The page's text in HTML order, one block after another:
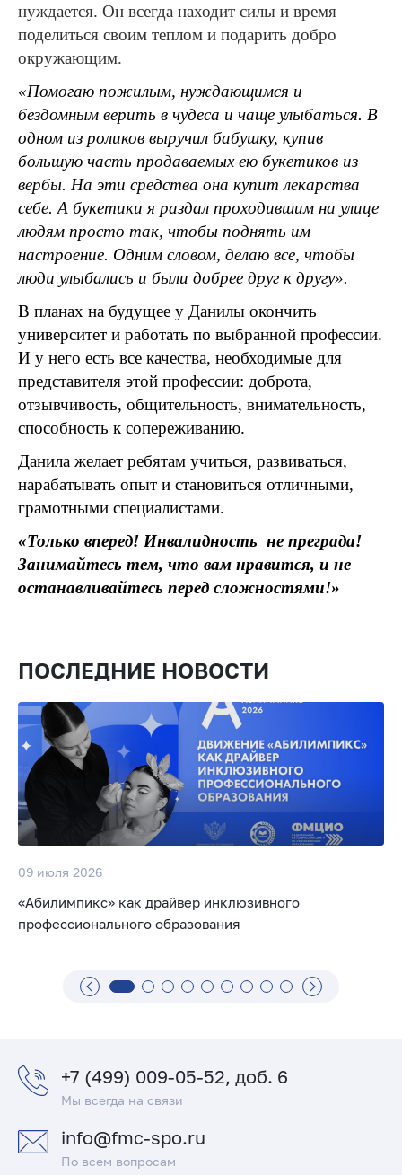
нуждается. Он всегда находит силы и время
поделиться своим теплом и подарить добро
окружающим.
«Помогаю пожилым, нуждающимся и
бездомным верить в чудеса и чаще улыбаться. В
одном из роликов выручил бабушку, купив
большую часть продаваемых ею букетиков из
вербы. На эти средства она купит лекарства
себе. А букетики я раздал проходившим на улице
людям просто так, чтобы поднять им
настроение. Одним словом, делаю все, чтобы
люди улыбались и были добрее друг к другу».
В планах на будущее у Данилы окончить
университет и работать по выбранной профессии.
И у него есть все качества, необходимые для
представителя этой профессии: доброта,
отзывчивость, общительность, внимательность,
способность к сопереживанию.
Данила желает ребятам учиться, развиваться,
нарабатывать опыт и становиться отличными,
грамотными специалистами.
«Только вперед! Инвалидность ­ не преграда!
Занимайтесь тем, что вам нравится, и не
останавливайтесь перед сложностями!»
ПОСЛЕДНИЕ НОВОСТИ
09 июля 2026
«Абилимпикс» как драйвер инклюзивного
профессионального образования
+7 (499) 009-05-52, доб. 6
Мы всегда на связи
info@fmc-spo.ru
По всем вопросам